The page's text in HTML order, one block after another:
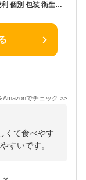
やさしい口どけ ブドウ糖 100％ ラムネ 携帯に便利 個別 包装 衛生的 (20粒×5袋)
Amazonでチェック >>
くて食べやす
すいです。